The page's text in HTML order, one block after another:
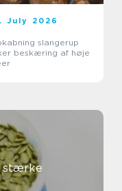
July 2026
slangerup
beskæring af høje
stærke